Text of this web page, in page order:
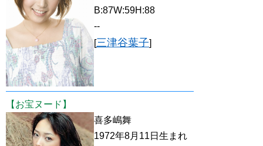
B:87W:59H:88
--
[三津谷葉子]
【お宝ヌード】
喜多嶋舞
1972年8月11日生まれ